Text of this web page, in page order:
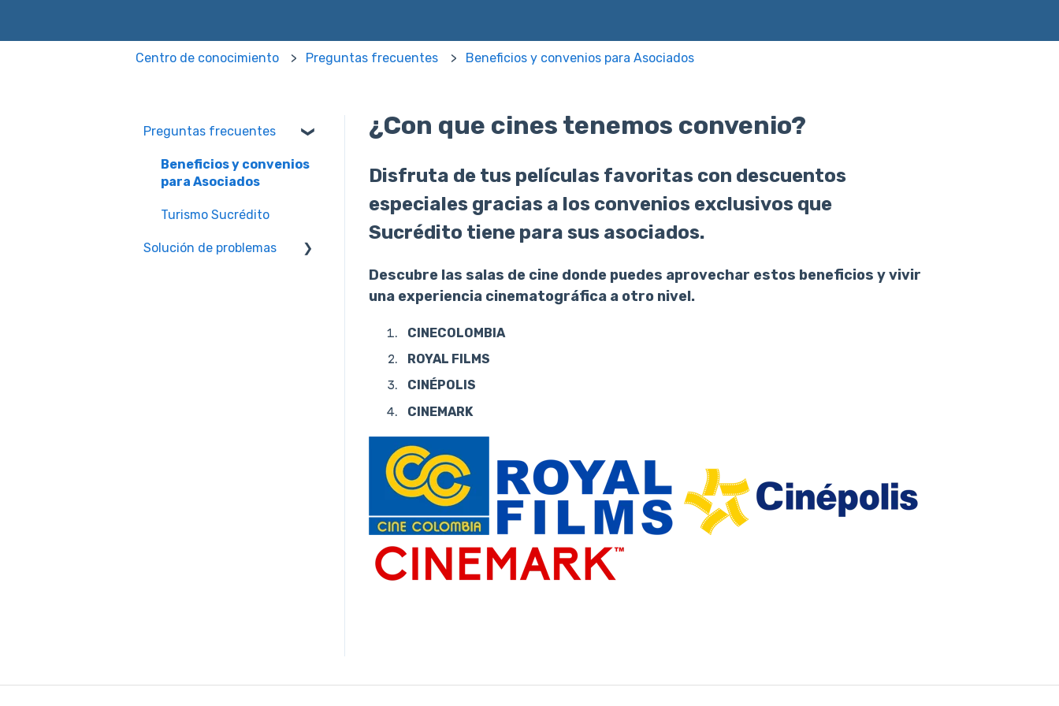
Centro de conocimiento Preguntas frecuentes Beneficios y convenios para Asociados
¿Con que cines tenemos convenio?
Disfruta de tus películas favoritas con descuentos
especiales gracias a los convenios exclusivos que
Sucrédito tiene para sus asociados.
Descubre las salas de cine donde puedes aprovechar estos beneficios y vivir
una experiencia cinematográfica a otro nivel.
CINECOLOMBIA
ROYAL FILMS
CINÉPOLIS
CINEMARK
Preguntas frecuentes
Beneficios y convenios
para Asociados
Turismo Sucrédito
Solución de problemas